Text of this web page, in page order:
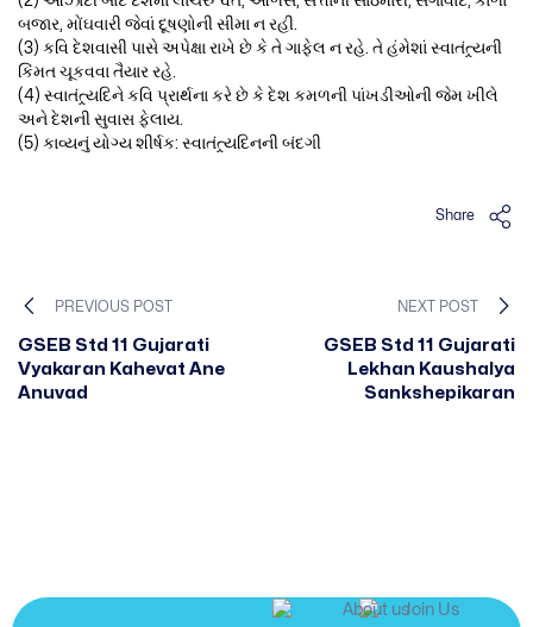
બજાર, મોંઘવારી જેવાં દૂષણોની સીમા ન રહી.
(3) કવિ દેશવાસી પાસે અપેક્ષા રાખે છે કે તે ગાફેલ ન રહે. તે હંમેશાં સ્વાતંત્ર્યની
કિંમત ચૂકવવા તૈયાર રહે.
(4) સ્વાતંત્ર્યદિને કવિ પ્રાર્થના કરે છે કે દેશ કમળની પાંખડીઓની જેમ ખીલે
અને દેશની સુવાસ ફેલાય.
(5) કાવ્યનું યોગ્ય શીર્ષક: સ્વાતંત્ર્યદિનની બંદગી
Share
PREVIOUS POST
GSEB Std 11 Gujarati
Vyakaran Kahevat Ane
Anuvad
NEXT POST
GSEB Std 11 Gujarati
Lekhan Kaushalya
Sankshepikaran